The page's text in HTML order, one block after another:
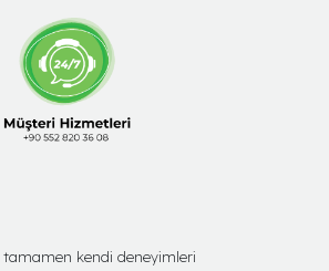
tamamen kendi deneyimleri